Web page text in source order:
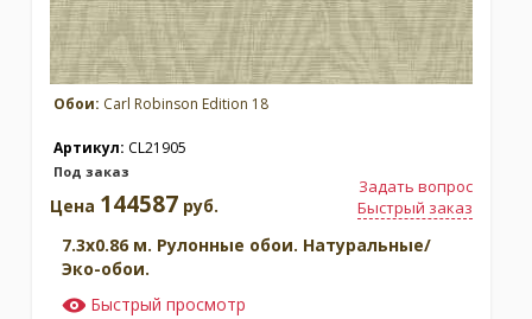
Обои: Carl Robinson Edition 18
Артикул: CL21905
Под заказ
Задать вопрос
Быстрый заказ
Цена 144587 руб.
7.3x0.86 м. Рулонные обои. Натуральные/
Эко-обои.
Быстрый просмотр